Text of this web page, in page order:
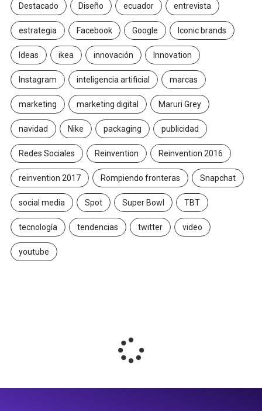
Destacado Diseño ecuador entrevista
estrategia Facebook Google Iconic brands
Ideas ikea innovación Innovation
Instagram inteligencia artificial marcas
marketing marketing digital Maruri Grey
navidad Nike packaging publicidad
Redes Sociales Reinvention Reinvention 2016
reinvention 2017 Rompiendo fronteras Snapchat
social media Spot Super Bowl TBT
tecnología tendencias twitter video
youtube